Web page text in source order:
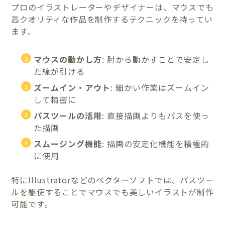
プロのイラストレーターやデザイナーは、マウスでも
高クオリティな作品を制作するテクニックを持ってい
ます。
マウスの動かし方: 肘から動かすことで安定し
た線が引ける
ズームイン・アウト: 細かい作業はズームイン
して精密に
パスツールの活用: 直接描画よりもパスを使っ
た描画
スムージング機能: 描画の安定化機能を積極的
に使用
特にIllustratorなどのベクターソフトでは、パスツー
ルを駆使することでマウスでも美しいイラストが制作
可能です。